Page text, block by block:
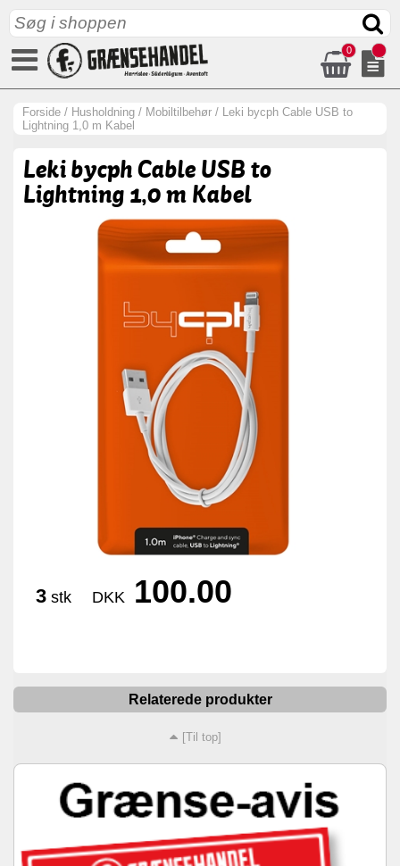
0
Forside / Husholdning / Mobiltilbehør / Leki bycph Cable USB to
Lightning 1,0 m Kabel
Leki bycph Cable USB to
Lightning 1,0 m Kabel
3 stk DKK 100.00
Relaterede produkter
[Til top]